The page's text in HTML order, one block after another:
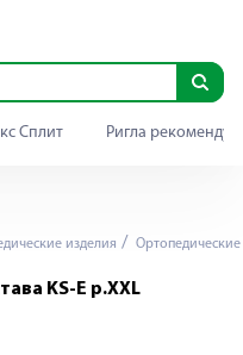
Сплит Ригла
изделия
KS-E р.XXL